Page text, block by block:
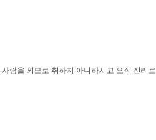
람을 외모로 취하지 아니하시고 오직 진리로